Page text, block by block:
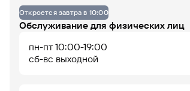
07 08 09 10 11 12
Откроется завтра в 10:00
Обслуживание для физических лиц
пн-пт 10:00-19:00
сб-вс выходной